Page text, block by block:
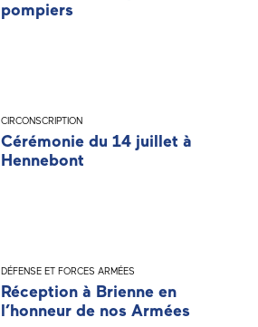
pompiers
CIRCONSCRIPTION
Cérémonie du 14 juillet à
Hennebont
DÉFENSE ET FORCES ARMÉES
Réception à Brienne en
l’honneur de nos Armées